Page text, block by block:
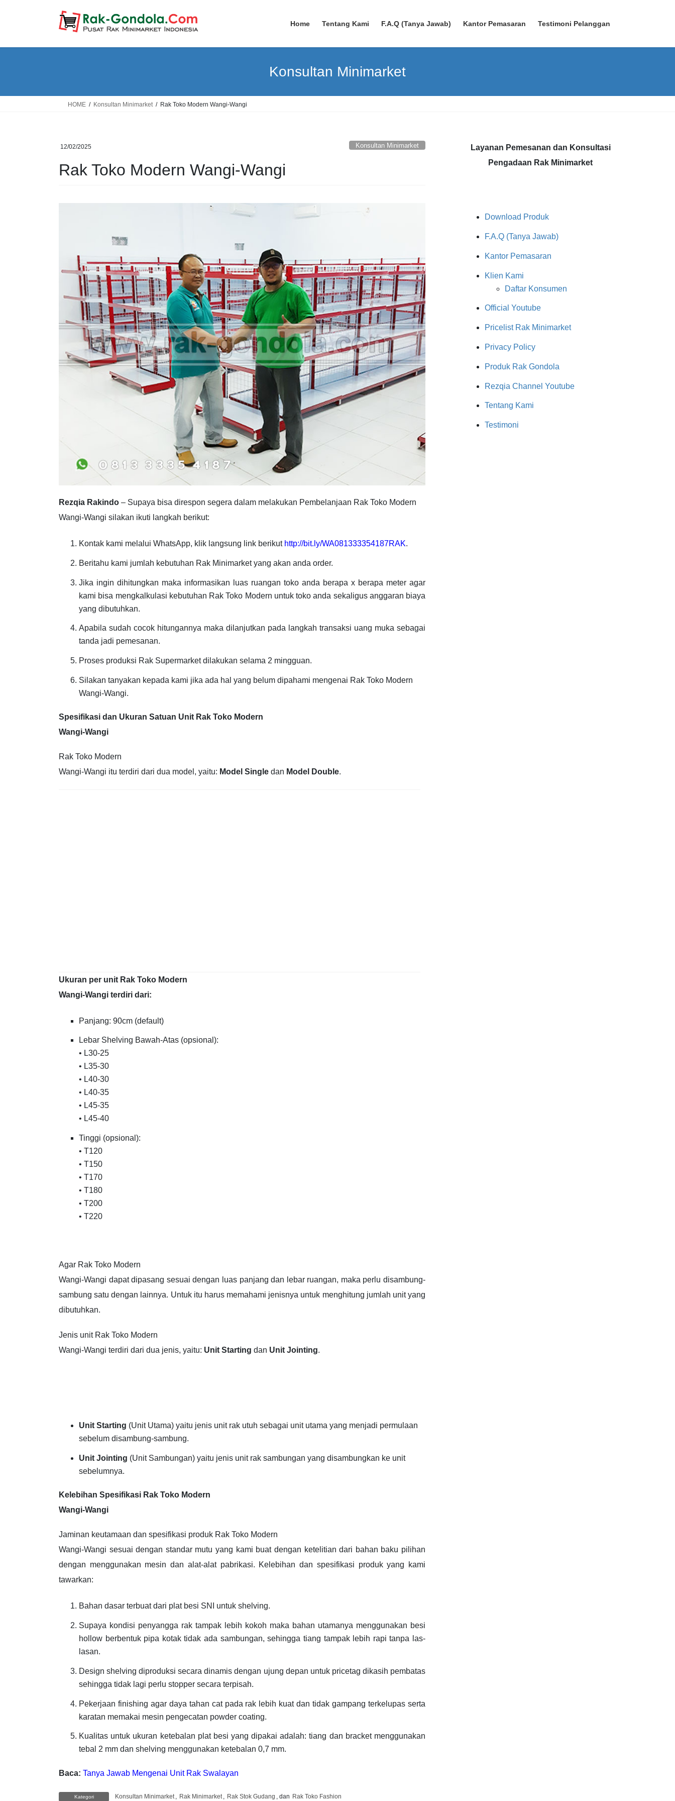
Home Tentang Kami F.A.Q (Tanya Jawab) Kantor Pemasaran Testimoni Pelanggan
Konsultan Minimarket
HOME Konsultan Minimarket Rak Toko Modern Wangi-Wangi
12/02/2025 Konsultan Minimarket
Rak Toko Modern Wangi-Wangi
Rezqia Rakindo – Supaya bisa direspon segera dalam melakukan Pembelanjaan Rak Toko Modern
Wangi-Wangi silakan ikuti langkah berikut:
Kontak kami melalui WhatsApp, klik langsung link berikut http://bit.ly/WA081333354187RAK.
Beritahu kami jumlah kebutuhan Rak Minimarket yang akan anda order.
Jika ingin dihitungkan maka informasikan luas ruangan toko anda berapa x berapa meter agar
kami bisa mengkalkulasi kebutuhan Rak Toko Modern untuk toko anda sekaligus anggaran biaya
yang dibutuhkan.
Apabila sudah cocok hitungannya maka dilanjutkan pada langkah transaksi uang muka sebagai
tanda jadi pemesanan.
Proses produksi Rak Supermarket dilakukan selama 2 mingguan.
Silakan tanyakan kepada kami jika ada hal yang belum dipahami mengenai Rak Toko Modern
Wangi-Wangi.
Spesifikasi dan Ukuran Satuan Unit Rak Toko Modern
Wangi-Wangi
Rak Toko Modern
Wangi-Wangi itu terdiri dari dua model, yaitu: Model Single dan Model Double.
Ukuran per unit Rak Toko Modern
Wangi-Wangi terdiri dari:
Panjang: 90cm (default)
Lebar Shelving Bawah-Atas (opsional):
• L30-25
• L35-30
• L40-30
• L40-35
• L45-35
• L45-40
Tinggi (opsional):
• T120
• T150
• T170
• T180
• T200
• T220
Agar Rak Toko Modern
Wangi-Wangi dapat dipasang sesuai dengan luas panjang dan lebar ruangan, maka perlu disambung-
sambung satu dengan lainnya. Untuk itu harus memahami jenisnya untuk menghitung jumlah unit yang
dibutuhkan.
Jenis unit Rak Toko Modern
Wangi-Wangi terdiri dari dua jenis, yaitu: Unit Starting dan Unit Jointing.
Unit Starting (Unit Utama) yaitu jenis unit rak utuh sebagai unit utama yang menjadi permulaan
sebelum disambung-sambung.
Unit Jointing (Unit Sambungan) yaitu jenis unit rak sambungan yang disambungkan ke unit
sebelumnya.
Kelebihan Spesifikasi Rak Toko Modern
Wangi-Wangi
Jaminan keutamaan dan spesifikasi produk Rak Toko Modern
Wangi-Wangi sesuai dengan standar mutu yang kami buat dengan ketelitian dari bahan baku pilihan
dengan menggunakan mesin dan alat-alat pabrikasi. Kelebihan dan spesifikasi produk yang kami
tawarkan:
Bahan dasar terbuat dari plat besi SNI untuk shelving.
Supaya kondisi penyangga rak tampak lebih kokoh maka bahan utamanya menggunakan besi
hollow berbentuk pipa kotak tidak ada sambungan, sehingga tiang tampak lebih rapi tanpa las-
lasan.
Design shelving diproduksi secara dinamis dengan ujung depan untuk pricetag dikasih pembatas
sehingga tidak lagi perlu stopper secara terpisah.
Pekerjaan finishing agar daya tahan cat pada rak lebih kuat dan tidak gampang terkelupas serta
karatan memakai mesin pengecatan powder coating.
Kualitas untuk ukuran ketebalan plat besi yang dipakai adalah: tiang dan bracket menggunakan
tebal 2 mm dan shelving menggunakan ketebalan 0,7 mm.
Baca: Tanya Jawab Mengenai Unit Rak Swalayan
Kategori Konsultan Minimarket Rak Minimarket Rak Stok Gudang , dan Rak Toko Fashion
Layanan Pemesanan dan Konsultasi
Pengadaan Rak Minimarket
Download Produk
F.A.Q (Tanya Jawab)
Kantor Pemasaran
Klien Kami
Daftar Konsumen
Official Youtube
Pricelist Rak Minimarket
Privacy Policy
Produk Rak Gondola
Rezqia Channel Youtube
Tentang Kami
Testimoni